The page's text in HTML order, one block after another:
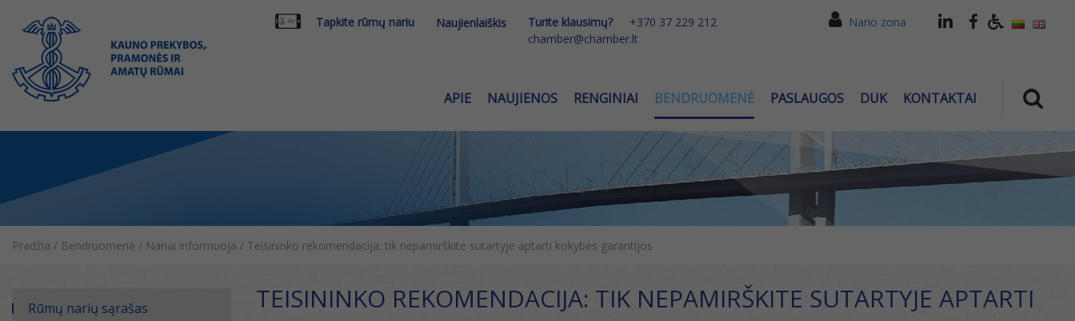
Tapkite rūmų nariu Naujienlaiškis Turite klausimų?
+370 37 229 212
chamber@chamber.lt
Nario zona
APIE NAUJIENOS RENGINIAI BENDRUOMENĖ PASLAUGOS DUK KONTAKTAI
Pradžia / Bendruomenė / Nariai informuoja / Teisininko rekomendacija: tik nepamirškite sutartyje aptarti kokybės garantijos
Rūmų narių sąrašas
TEISININKO REKOMENDACIJA: TIK NEPAMIRŠKITE SUTARTYJE APTARTI